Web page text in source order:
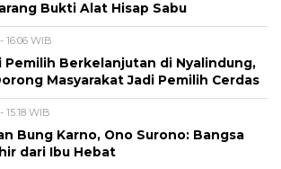
Bukti Alat Hisap Sabu
16:06 WIB
Pemilih Berkelanjutan di Nyalindung,
Masyarakat Jadi Pemilih Cerdas
15:18 WIB
Bung Karno, Ono Surono: Bangsa
dari Ibu Hebat